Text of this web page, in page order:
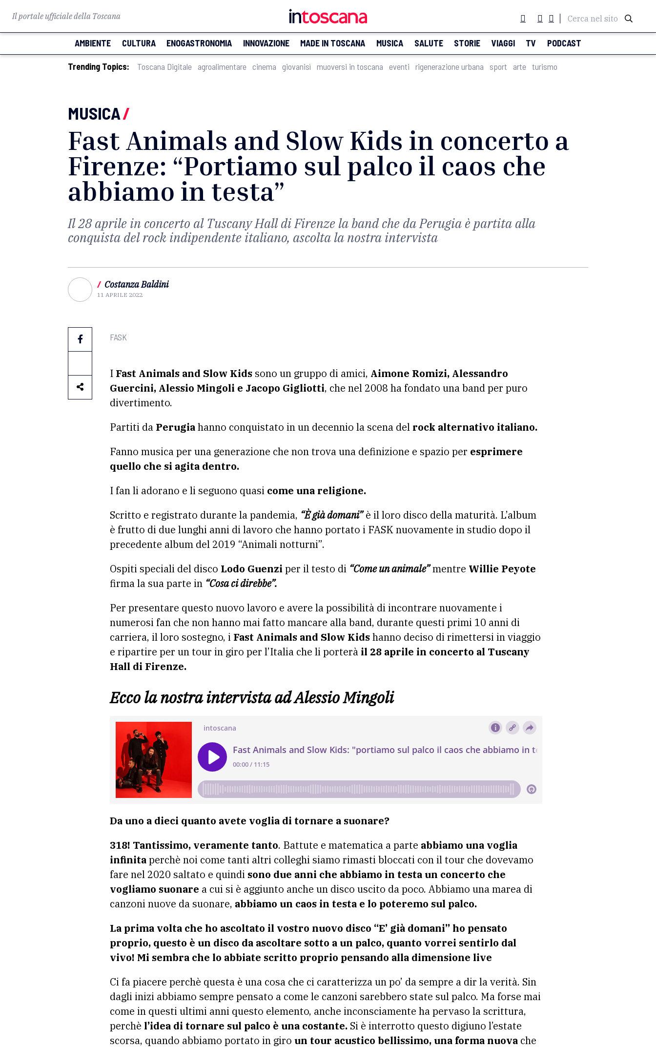
Il portale ufficiale della Toscana Cerca nel sito
AMBIENTE CULTURA ENOGASTRONOMIA INNOVAZIONE MADE IN TOSCANA MUSICA SALUTE STORIE VIAGGI TV PODCAST
Trending Topics: Toscana Digitale agroalimentare cinema giovanisì muoversi in toscana eventi rigenerazione urbana sport arte turismo
MUSICA/
Fast Animals and Slow Kids in concerto a
Firenze: “Portiamo sul palco il caos che
abbiamo in testa”
Il 28 aprile in concerto al Tuscany Hall di Firenze la band che da Perugia è partita alla
conquista del rock indipendente italiano, ascolta la nostra intervista
/ Costanza Baldini
11 APRILE 2022
FASK
I Fast Animals and Slow Kids sono un gruppo di amici, Aimone Romizi, Alessandro
Guercini, Alessio Mingoli e Jacopo Gigliotti, che nel 2008 ha fondato una band per puro
divertimento.
Partiti da Perugiahanno conquistato in un decennio la scena del rock alternativo italiano.
Fanno musica per una generazione che non trova una definizione e spazio per esprimere
quello che si agita dentro.
I fan li adorano e li seguono quasi come una religione.
Scritto e registrato durante la pandemia, “È già domani” è il loro disco della maturità. L’album
è frutto di due lunghi anni di lavoro che hanno portato i FASK nuovamente in studio dopo il
precedente album del 2019 “Animali notturni”.
Ospiti speciali del disco Lodo Guenzi per il testo di “Come un animale”mentre Willie Peyote
firma la sua parte in “Cosa ci direbbe”.
Per presentare questo nuovo lavoro e avere la possibilità di incontrare nuovamente i
numerosi fan che non hanno mai fatto mancare alla band, durante questi primi 10 anni di
carriera, il loro sostegno, i Fast Animals and Slow Kidshanno deciso di rimettersi in viaggio
e ripartire per un tour in giro per l’Italia che li porterà il 28 aprile in concerto al Tuscany
Hall di Firenze.
Ecco la nostra intervista ad Alessio Mingoli
Da uno a dieci quanto avete voglia di tornare a suonare?
318! Tantissimo, veramente tanto. Battute e matematica a parte abbiamo una voglia
infinitaperchè noi come tanti altri colleghi siamo rimasti bloccati con il tour che dovevamo
fare nel 2020 saltato e quindi sono due anni che abbiamo in testa un concerto che
vogliamo suonare a cui si è aggiunto anche un disco uscito da poco. Abbiamo una marea di
canzoni nuove da suonare, abbiamo un caos in testa e lo poteremo sul palco.
La prima volta che ho ascoltato il vostro nuovo disco “E’ già domani” ho pensato
proprio, questo è un disco da ascoltare sotto a un palco, quanto vorrei sentirlo dal
vivo! Mi sembra che lo abbiate scritto proprio pensando alla dimensione live
Ci fa piacere perchè questa è una cosa che ci caratterizza un po’ da sempre a dir la verità. Sin
dagli inizi abbiamo sempre pensato a come le canzoni sarebbero state sul palco. Ma forse mai
come in questi ultimi anni questo elemento, anche inconsciamente ha pervaso la scrittura,
perchè l’idea di tornare sul palco è una costante. Si è interrotto questo digiuno l’estate
scorsa, quando abbiamo portato in giro un tour acustico bellissimo, una forma nuova che